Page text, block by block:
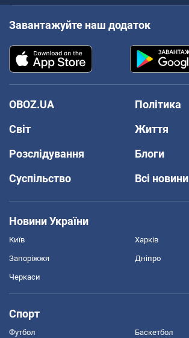
Завантажуйте наш додаток
OBOZ.UA
Політика
Світ
Життя
Розслідування
Блоги
Суспільство
Всі новини
Новини України
Київ Харків
Запоріжжя Дніпро
Черкаси
Спорт
Футбол Баскетбол